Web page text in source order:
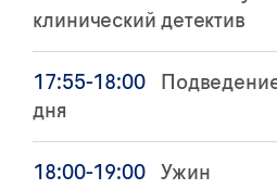
клинический детектив
17:55-18:00
дня
18:00-19:00 Ужин